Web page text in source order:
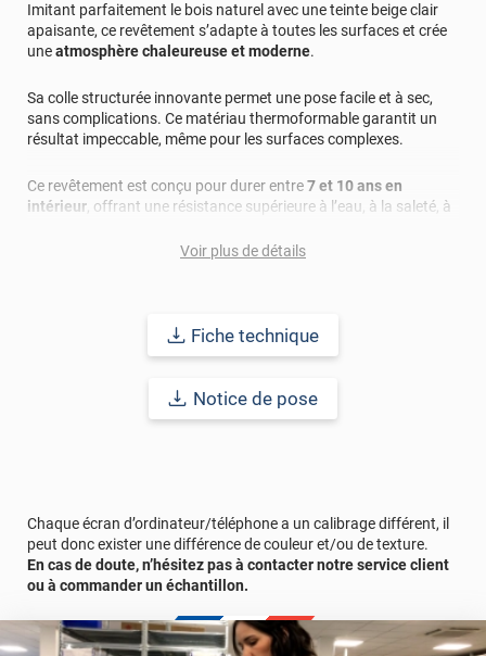
Imitant parfaitement le bois naturel avec une teinte beige clair
apaisante, ce revêtement s’adapte à toutes les surfaces et crée
uneatmosphère chaleureuse et moderne.
Sa colle structurée innovante permet une pose facile et à sec,
sans complications. Ce matériau thermoformable garantit un
résultat impeccable, même pour les surfaces complexes.
Ce revêtement est conçu pour durer entre7 et 10 ans en
intérieur, offrant une résistance supérieure à l’eau, à la saleté, à
craquèlement, délamination). L'entretien est un jeu d'enfant :
Sécurité et écologie au cœur de sa conception
Classement au feu B-S1-d0(équivalent du M1) : sécurité accrue
: aucune odeur désagréable et respect de
Redonnez vie à vos espaces avec ce revêtement alliant
esthétique, durabilité et écoresponsabilité.
dans votre intérieur, n’hésitez pas à commander un échantillon
gratuit.
Voir plus de détails
Fiche technique
Notice de pose
Chaque écran d’ordinateur/téléphone a un calibrage différent, il
peut donc exister une différence de couleur et/ou de texture.
En cas de doute, n’hésitez pas à contacter notre service client
ou à commander un échantillon.